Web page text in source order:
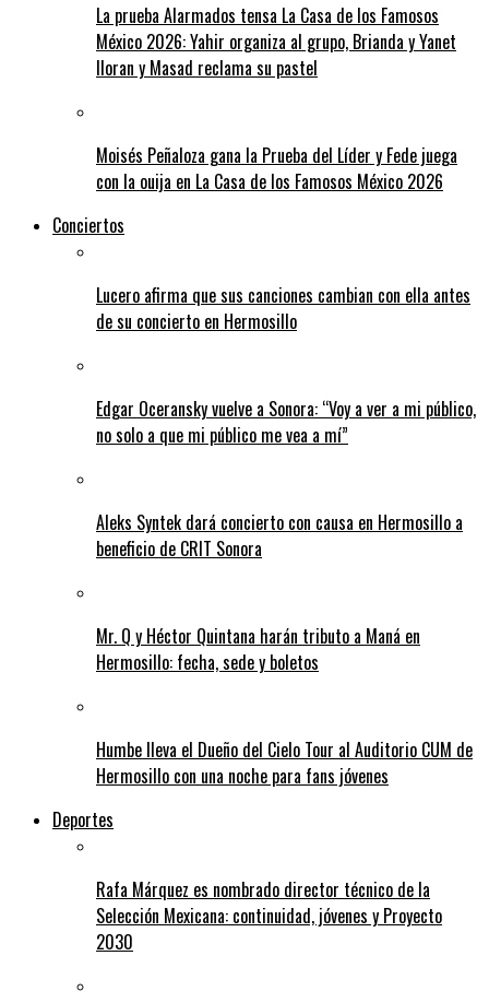
La prueba Alarmados tensa La Casa de los Famosos
México 2026: Yahir organiza al grupo, Brianda y Yanet
lloran y Masad reclama su pastel
Moisés Peñaloza gana la Prueba del Líder y Fede juega
con la ouija en La Casa de los Famosos México 2026
Conciertos
Lucero afirma que sus canciones cambian con ella antes
de su concierto en Hermosillo
Edgar Oceransky vuelve a Sonora: “Voy a ver a mi público,
no solo a que mi público me vea a mí”
Aleks Syntek dará concierto con causa en Hermosillo a
beneficio de CRIT Sonora
Mr. Q y Héctor Quintana harán tributo a Maná en
Hermosillo: fecha, sede y boletos
Humbe lleva el Dueño del Cielo Tour al Auditorio CUM de
Hermosillo con una noche para fans jóvenes
Deportes
Rafa Márquez es nombrado director técnico de la
Selección Mexicana: continuidad, jóvenes y Proyecto
2030